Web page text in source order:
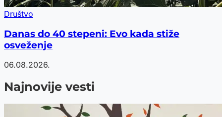
Društvo
Danas do 40 stepeni: Evo kada stiže
osveženje
06.08.2026.
Najnovije vesti